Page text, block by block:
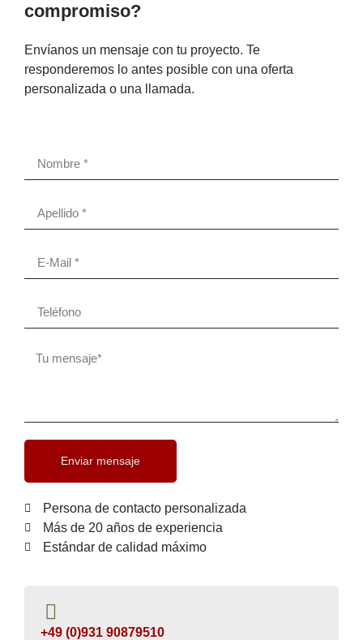
compromiso?
Envíanos un mensaje con tu proyecto. Te
responderemos lo antes posible con una oferta
personalizada o una llamada.
Enviar mensaje
Persona de contacto personalizada
Más de 20 años de experiencia
Estándar de calidad máximo
+49 (0)931 90879510